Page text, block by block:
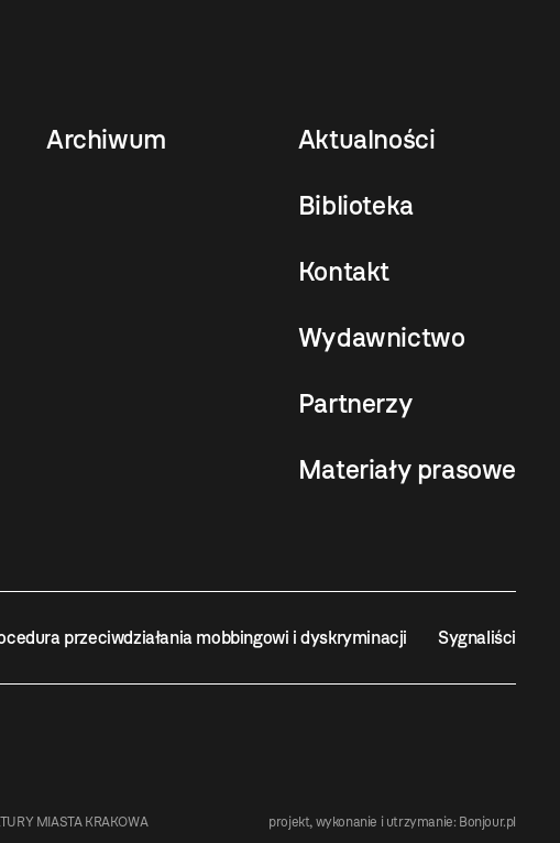
Archiwum Aktualności
Biblioteka
Kontakt
Wydawnictwo
Partnerzy
Materiały prasowe
przeciwdziałania mobbingowi i dyskryminacji Sygnaliści
MIASTA KRAKOWA projekt, wykonanie i utrzymanie: Bonjour.pl